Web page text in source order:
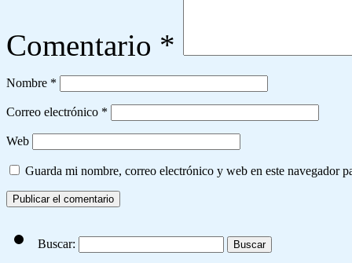
Comentario *
Nombre *
Correo electrónico *
Web
Guarda mi nombre, correo electrónico y web en este navegador
Buscar: